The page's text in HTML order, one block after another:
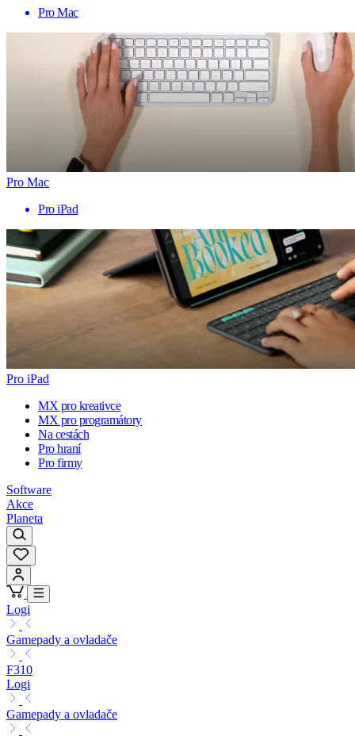
Pro Mac
Pro Mac
Pro iPad
Pro iPad
MX pro kreativce
MX pro programátory
Na cestách
Pro hraní
Pro firmy
Software
Akce
Planeta
Logi
Gamepady a ovladače
F310
Logi
Gamepady a ovladače